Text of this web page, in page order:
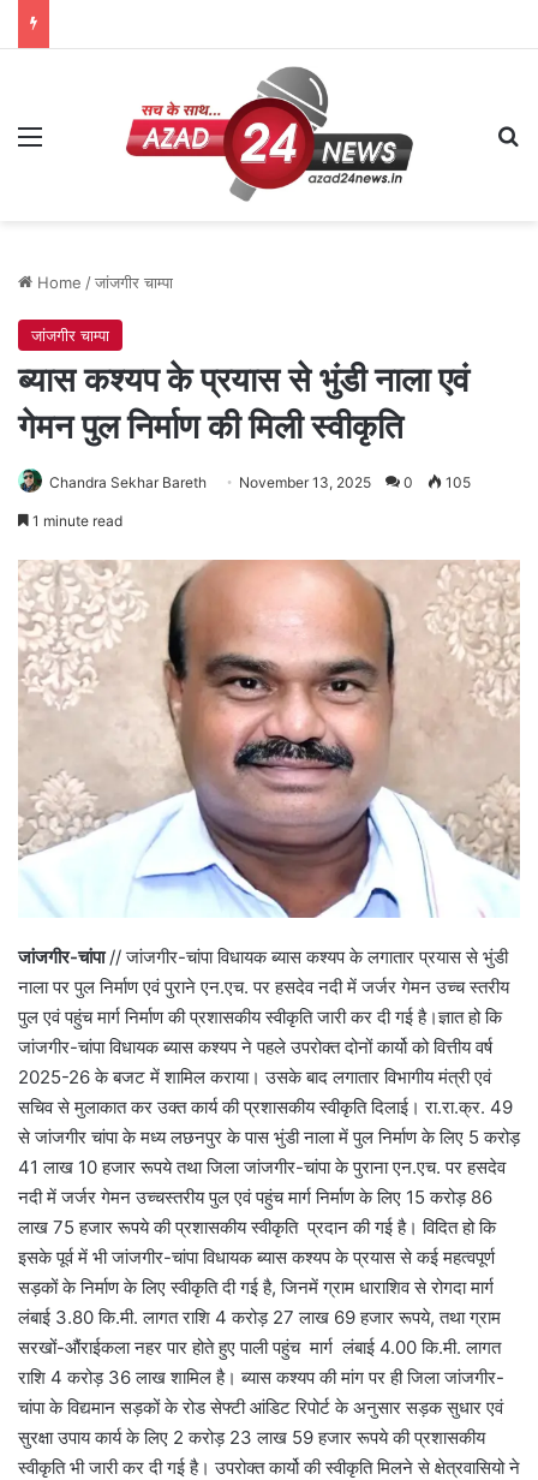
Menu
Home /जांजगीर चाम्पा
जांजगीर चाम्पा
ब्यास कश्यप के प्रयास से भुंडी नाला एवं
गेमन पुल निर्माण की मिली स्वीकृति
Chandra Sekhar Bareth November 13, 2025 0 105
1 minute read
जांजगीर-चांपा// जांजगीर-चांपा विधायक ब्यास कश्यप के लगातार प्रयास से भुंडी
नाला पर पुल निर्माण एवं पुराने एन.एच. पर हसदेव नदी में जर्जर गेमन उच्च स्तरीय
पुल एवं पहुंच मार्ग निर्माण की प्रशासकीय स्वीकृति जारी कर दी गई है।ज्ञात हो कि
जांजगीर-चांपा विधायक ब्यास कश्यप ने पहले उपरोक्त दोनों कार्यो को वित्तीय वर्ष
2025-26 के बजट में शामिल कराया। उसके बाद लगातार विभागीय मंत्री एवं
सचिव से मुलाकात कर उक्त कार्य की प्रशासकीय स्वीकृति दिलाई। रा.रा.क्र. 49
से जांजगीर चांपा के मध्य लछनपुर के पास भुंडी नाला में पुल निर्माण के लिए 5 करोड़
41 लाख 10 हजार रूपये तथा जिला जांजगीर-चांपा के पुराना एन.एच. पर हसदेव
नदी में जर्जर गेमन उच्चस्तरीय पुल एवं पहुंच मार्ग निर्माण के लिए 15 करोड़ 86
लाख 75 हजार रूपये की प्रशासकीय स्वीकृति प्रदान की गई है। विदित हो कि
इसके पूर्व में भी जांजगीर-चांपा विधायक ब्यास कश्यप के प्रयास से कई महत्वपूर्ण
सड़कों के निर्माण के लिए स्वीकृति दी गई है, जिनमें ग्राम धाराशिव से रोगदा मार्ग
लंबाई 3.80 कि.मी. लागत राशि 4 करोड़ 27 लाख 69 हजार रूपये, तथा ग्राम
सरखों-औंराईकला नहर पार होते हुए पाली पहुंच मार्ग लंबाई 4.00 कि.मी. लागत
राशि 4 करोड़ 36 लाख शामिल है। ब्यास कश्यप की मांग पर ही जिला जांजगीर-
चांपा के विद्यमान सड़कों के रोड सेफ्टी आंडिट रिपोर्ट के अनुसार सड़क सुधार एवं
सुरक्षा उपाय कार्य के लिए 2 करोड़ 23 लाख 59 हजार रूपये की प्रशासकीय
स्वीकृति भी जारी कर दी गई है। उपरोक्त कार्यो की स्वीकृति मिलने से क्षेत्रवासियो ने